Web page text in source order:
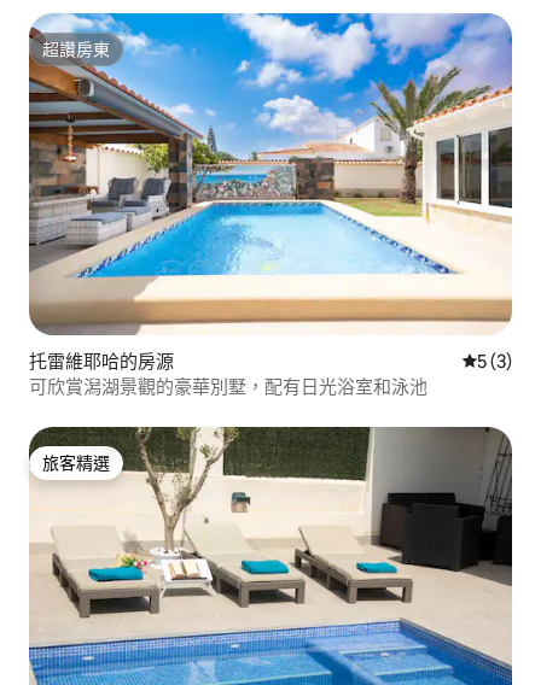
超讚房東
超讚房東
托雷維耶哈的房源 從 3 則評
5 (3)
可欣賞潟湖景觀的豪華別墅，配有日光浴室和泳池
旅客精選
旅客精選